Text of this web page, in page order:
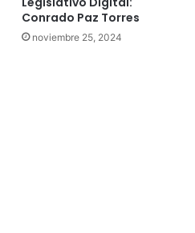
Conrado Paz Torres
noviembre 25, 2024